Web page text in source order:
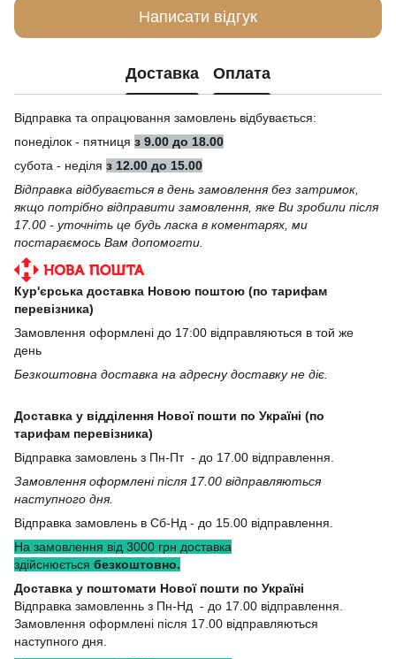
Написати відгук
Доставка Оплата
Відправка та опрацювання замовлень відбувається:
понеділок - пятниця з 9.00 до 18.00
субота - неділя з 12.00 до 15.00
Відправка відбувається в день замовлення без затримок,
якщо потрібно відправити замовлення, яке Ви зробили після
17.00 - уточніть це будь ласка в коментарях, ми
постараємось Вам допомогти.
Кур'єрська доставка Новою поштою (по тарифам
перевізника)
Замовлення оформлені до 17:00 відправляються в той же
день
Безкоштовна доставка на адресну доставку не діє.
Доставка у відділення Нової пошти по Україні (по
тарифам перевізника)
Відправка замовлень з Пн-Пт - до 17.00 відправлення.
Замовлення оформлені після 17.00 відправляються
наступного дня.
Відправка замовлень в Сб-Нд - до 15.00 відправлення.
На замовлення від 3000 грн доставка
здійснюється безкоштовно.
Доставка у поштомати Нової пошти по Україні
Відправка замовленнь з Пн-Нд - до 17.00 відправлення.
Замовлення оформлені після 17.00 відправляються
наступного дня.